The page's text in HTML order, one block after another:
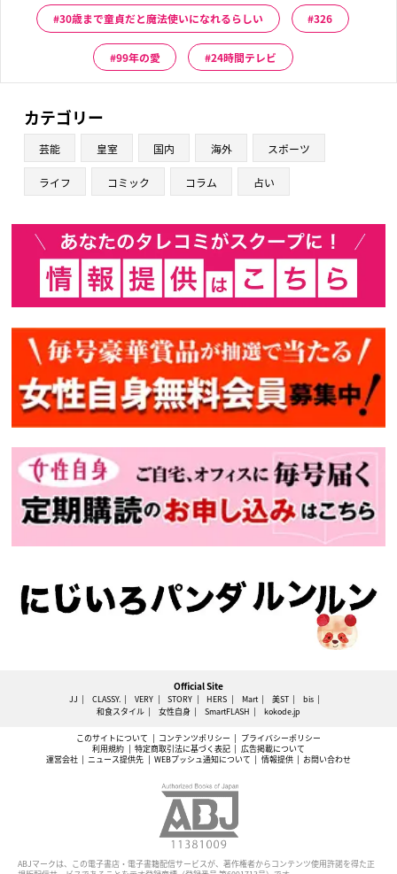
30歳まで童貞だと魔法使いになれるらしい 326
99年の愛 24時間テレビ
カテゴリー
芸能 皇室 国内 海外 スポーツ
ライフ コミック コラム 占い
Official Site
JJ CLASSY. VERY STORY HERS Mart 美ST
bis
和食スタイル
女性自身 SmartFLASH kokode.jp
このサイトについて コンテンツポリシー
プライバシーポリシー
利用規約
特定商取引法に基づく表記
広告掲載について
運営会社
ニュース提供先 WEBプッシュ通知について 情報提供 お問い合わせ
ABJマークは、この電子書店・電子書籍配信サービスが、著作権者からコンテンツ使用許諾を得た正